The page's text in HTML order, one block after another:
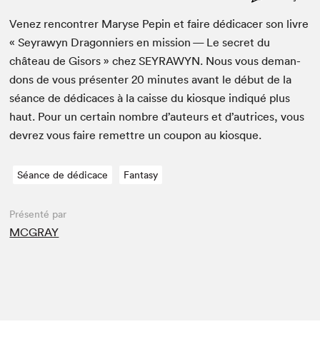
Venez ren­con­tr­er Maryse Pepin et faire dédi­cac­er son livre
« Seyrawyn Drag­onniers en mis­sion — Le secret du
château de Gisors » chezSEYRAWYN. Nous vous deman­
dons de vous présen­ter20 min­utes avant le début de la
séance de dédi­caces à la caisse du kiosque indiqué plus
haut. Pour un cer­tain nom­bre d’auteurs et d’autrices, vous
devrez vous faire remet­tre un coupon au kiosque.
Séance de dédicace Fantasy
Présenté par
MCGRAY